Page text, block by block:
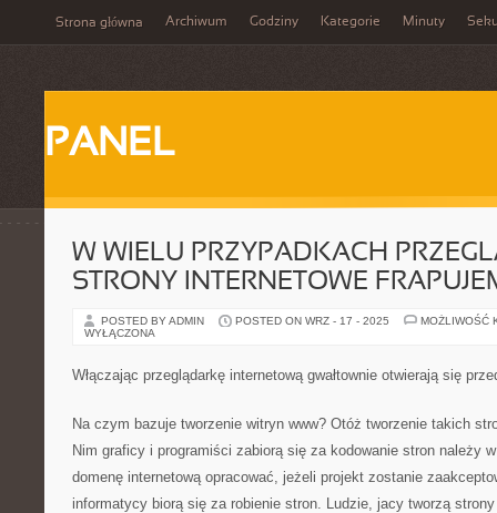
Strona główna Archiwum Godziny Kategorie Minuty
PANEL
W WIELU PRZYPADKACH
STRONY INTERNETOWE
POSTED BY ADMIN POSTED ON WRZ - 17 - 2025
MOŻLIWOŚĆ
WYŁĄCZONA
Włączając przeglądarkę internetową gwałtownie otwierają się
Na czym bazuje tworzenie witryn www? Otóż tworzenie takich
Nim graficy i programiści zabiorą się za kodowanie stron należy
domenę internetową opracować, jeżeli projekt zostanie
informatycy biorą się za robienie stron. Ludzie, jacy tworzą